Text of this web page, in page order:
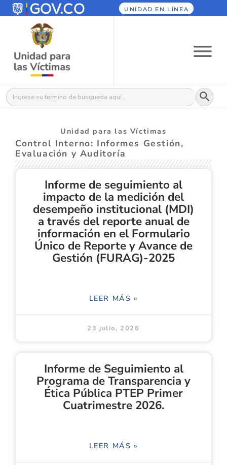
UNIDAD EN LÍNEA
Buscar: Botón
Unidad para las Víctimas
Control Interno: Informes Gestión,
Evaluación y Auditoría
Informe de seguimiento al
impacto de la medición del
desempeño institucional (MDI)
a través del reporte anual de
información en el Formulario
Único de Reporte y Avance de
Gestión (FURAG)-2025
LEER MÁS »
23 julio, 2026
Informe de Seguimiento al
Programa de Transparencia y
Ética Pública PTEP Primer
Cuatrimestre 2026.
LEER MÁS »